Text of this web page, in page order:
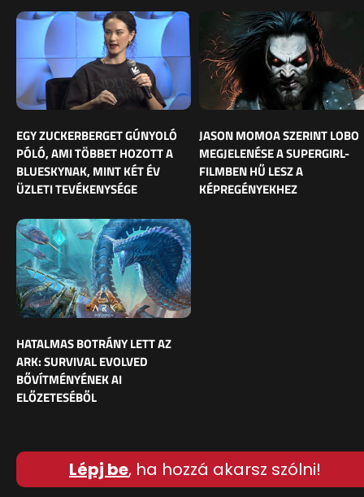
EGY ZUCKERBERGET GÚNYOLÓ
PÓLÓ, AMI TÖBBET HOZOTT A
BLUESKYNAK, MINT KÉT ÉV
ÜZLETI TEVÉKENYSÉGE
JASON MOMOA SZERINT LOBO
MEGJELENÉSE A SUPERGIRL-
FILMBEN HŰ LESZ A
KÉPREGÉNYEKHEZ
HATALMAS BOTRÁNY LETT AZ
ARK: SURVIVAL EVOLVED
BŐVÍTMÉNYÉNEK AI
ELŐZETESÉBŐL
Lépj be, ha hozzá akarsz szólni!